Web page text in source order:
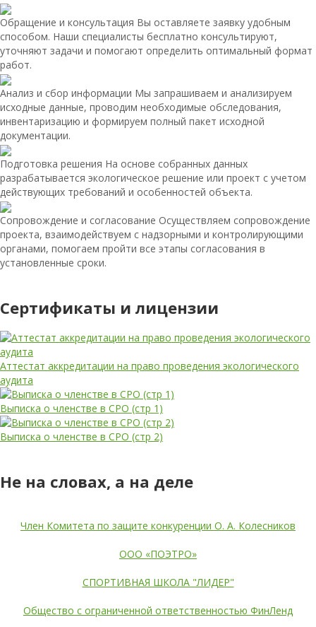
Обращение и консультация Вы оставляете заявку удобным
способом. Наши специалисты бесплатно консультируют,
уточняют задачи и помогают определить оптимальный формат
работ.
Анализ и сбор информации Мы запрашиваем и анализируем
исходные данные, проводим необходимые обследования,
инвентаризацию и формируем полный пакет исходной
документации.
Подготовка решения На основе собранных данных
разрабатывается экологическое решение или проект с учетом
действующих требований и особенностей объекта.
Сопровождение и согласование Осуществляем сопровождение
проекта, взаимодействуем с надзорными и контролирующими
органами, помогаем пройти все этапы согласования в
установленные сроки.
Сертификаты и лицензии
Аттестат аккредитации на право проведения экологического
аудита
Выписка о членстве в СРО (стр 1)
Выписка о членстве в СРО (стр 2)
Не на словах, а на деле
Член Комитета по защите конкуренции О. А. Колесников
ООО «ПОЭТРО»
СПОРТИВНАЯ ШКОЛА "ЛИДЕР"
Общество с ограниченной ответственностью ФинЛенд